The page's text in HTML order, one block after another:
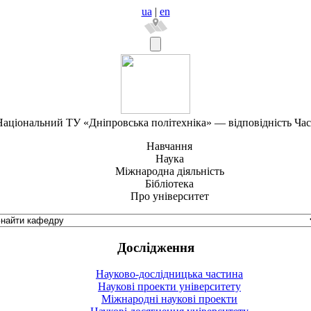
ua | en
ТУ «Дніпровська політехніка» — відповідність
Навчання
Наука
Міжнародна діяльність
Бібліотека
Про університет
Дослідження
Науково-дослідницька частина
Наукові проекти університету
Міжнародні наукові проекти